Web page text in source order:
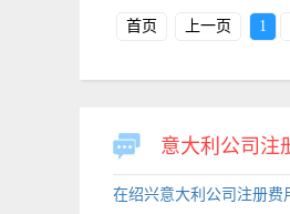
首页 上一页 1
意大利公司注
在绍兴意大利公司注册费